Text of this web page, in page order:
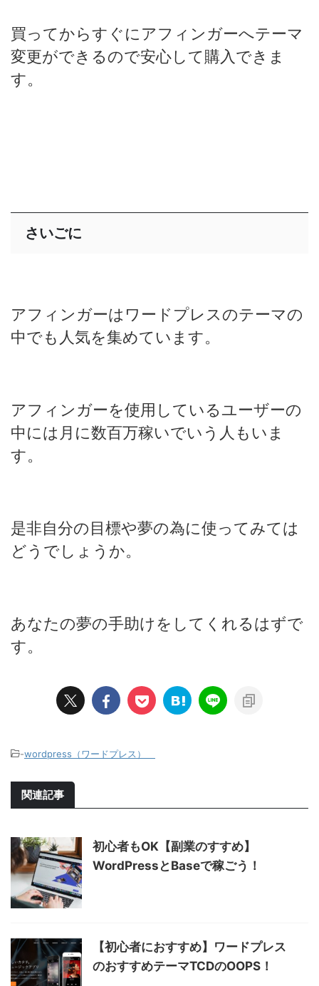
買ってからすぐにアフィンガーへテーマ
変更ができるので安心して購入できま
す。
さいごに
アフィンガーはワードプレスのテーマの
中でも人気を集めています。
アフィンガーを使用しているユーザーの
中には月に数百万稼いでいう人もいま
す。
是非自分の目標や夢の為に使ってみては
どうでしょうか。
あなたの夢の手助けをしてくれるはずで
す。
-wordpress（ワードプレス）
関連記事
初心者もOK【副業のすすめ】
WordPressとBaseで稼ごう！
【初心者におすすめ】ワードプレス
のおすすめテーマTCDのOOPS！